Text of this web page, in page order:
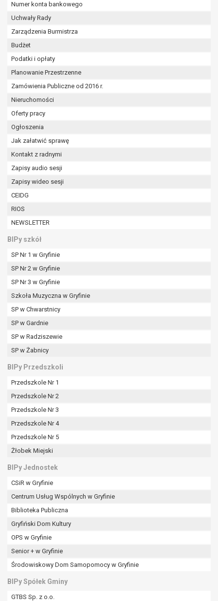
Numer konta bankowego
Uchwały Rady
Zarządzenia Burmistrza
Budżet
Podatki i opłaty
Planowanie Przestrzenne
Zamówienia Publiczne od 2016 r.
Nieruchomości
Oferty pracy
Ogłoszenia
Jak załatwić sprawę
Kontakt z radnymi
Zapisy audio sesji
Zapisy wideo sesji
CEIDG
RIOS
NEWSLETTER
BIPy szkół
SP Nr 1 w Gryfinie
SP Nr 2 w Gryfinie
SP Nr 3 w Gryfinie
Szkoła Muzyczna w Gryfinie
SP w Chwarstnicy
SP w Gardnie
SP w Radziszewie
SP w Żabnicy
BIPy Przedszkoli
Przedszkole Nr 1
Przedszkole Nr 2
Przedszkole Nr 3
Przedszkole Nr 4
Przedszkole Nr 5
Żłobek Miejski
BIPy Jednostek
CSiR w Gryfinie
Centrum Usług Wspólnych w Gryfinie
Biblioteka Publiczna
Gryfiński Dom Kultury
OPS w Gryfinie
Senior + w Gryfinie
Środowiskowy Dom Samopomocy w Gryfinie
BIPy Spółek Gminy
GTBS Sp. z o.o.